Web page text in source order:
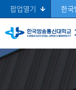
팝업열기 한국
Search